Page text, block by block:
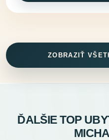
ZOBRAZIŤ
ĎALŠIE TOP